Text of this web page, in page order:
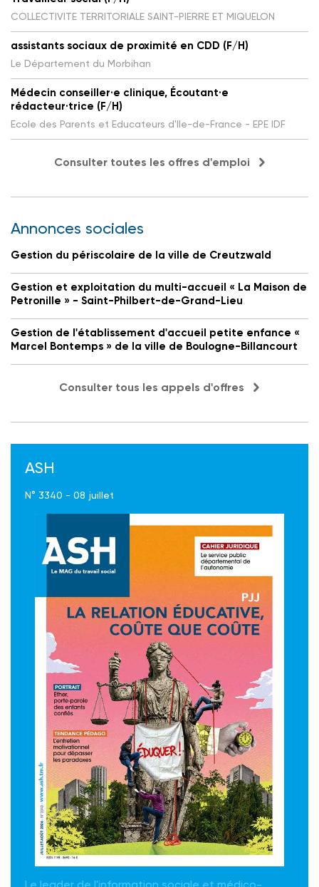
COLLECTIVITE TERRITORIALE SAINT-PIERRE ET MIQUELON
assistants sociaux de proximité en CDD (F/H)
Le Département du Morbihan
Médecin conseiller·e clinique, Écoutant·e
rédacteur·trice (F/H)
Ecole des Parents et Educateurs d'Ile-de-France - EPE IDF
Consulter toutes les offres d'emploi
Annonces sociales
Gestion du périscolaire de la ville de Creutzwald
Gestion et exploitation du multi-accueil « La Maison de
Petronille » - Saint-Philbert-de-Grand-Lieu
Gestion de l'établissement d'accueil petite enfance «
Marcel Bontemps » de la ville de Boulogne-Billancourt
Consulter tous les appels d'offres
ASH
N° 3340 - 08 juillet
Le leader de l'information sociale et médico-